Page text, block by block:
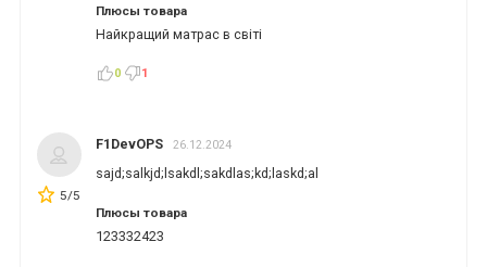
Плюсы товара
Найкращий матрас в світі
0 1
5/5
F1DevOPS 26.12.2024
sajd;salkjd;lsakdl;sakdlas;kd;laskd;al
Плюсы товара
123332423